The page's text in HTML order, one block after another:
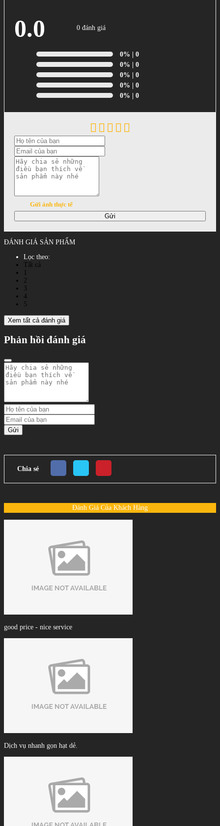
0.0 0 đánh giá
0% | 0
0% | 0
0% | 0
0% | 0
0% | 0
Gửi ảnh thực tế
Gửi
ĐÁNH GIÁ SẢN PHẨM
Lọc theo:
Tất cả
1
2
3
4
5
Xem tất cả đánh giá
Phản hồi đánh giá
Gửi
Chia sẻ
Đánh Giá Của Khách Hàng
good price - nice service
Dịch vụ nhanh gọn hạt dẻ.